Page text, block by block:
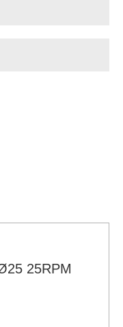
25RPM